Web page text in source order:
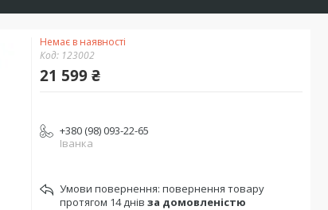
Немає в наявності
Код: 123002
21 599 ₴
+380 (98) 093-22-65
Іванка
повернення товару
протягом 14 днів за домовленістю